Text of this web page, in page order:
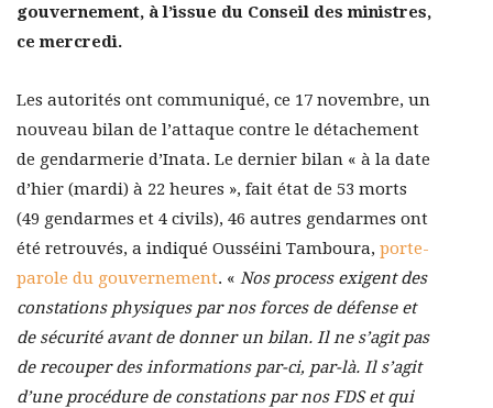
gouvernement, à l’issue du Conseil des ministres,
ce mercredi.
Les autorités ont communiqué, ce 17 novembre, un
nouveau bilan de l’attaque contre le détachement
de gendarmerie d’Inata. Le dernier bilan « à la date
d’hier (mardi) à 22 heures », fait état de 53 morts
(49 gendarmes et 4 civils), 46 autres gendarmes ont
été retrouvés, a indiqué Ousséini Tamboura, porte-
parole du gouvernement. « Nos process exigent des
constations physiques par nos forces de défense et
de sécurité avant de donner un bilan. Il ne s’agit pas
de recouper des informations par-ci, par-là. Il s’agit
d’une procédure de constations par nos FDS et qui